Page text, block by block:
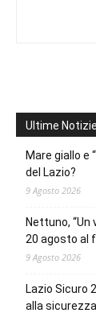
Ultime Notizie
Mare giallo e
del Lazio?
9 Agosto 2026
Nettuno, “Un
20 agosto al
9 Agosto 2026
Lazio Sicuro
alla sicurezza